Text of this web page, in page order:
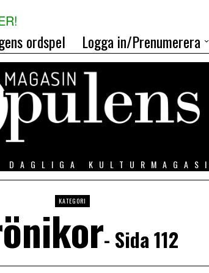
ordspel Logga in/Prenumerera
DAGLIGA
KATEGORI
- Sida 112